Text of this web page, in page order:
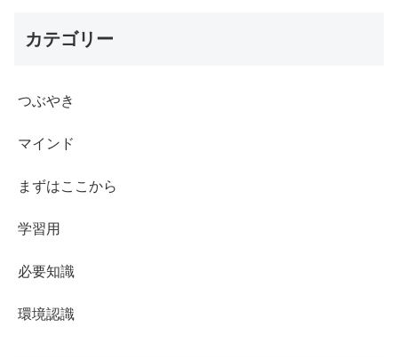
カテゴリー
つぶやき
マインド
まずはここから
学習用
必要知識
環境認識